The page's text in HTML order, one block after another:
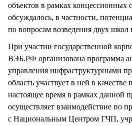
объектов в рамках концессионных
обсуждалось, в частности,
по вопросам возведения двух школ
При участии государственной
ВЭБ.РФ организована программа
управления инфраструктурными
область участвует в ней в
настоящее время в рамках данной
осуществляет взаимодействие по
с Национальным Центром ГЧП,